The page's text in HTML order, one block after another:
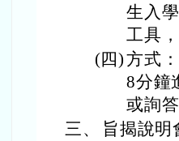
生入
工具
(四)方式
8分鐘
或詢
三、
旨揭說